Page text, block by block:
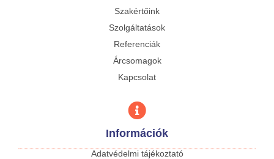
Szakértőink
Szolgáltatások
Referenciák
Árcsomagok
Kapcsolat
Információk
Adatvédelmi tájékoztató